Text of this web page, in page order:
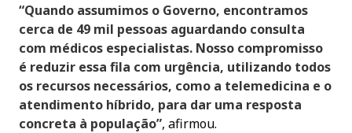
“Quando assumimos o Governo, encontramos
cerca de 49 mil pessoas aguardando consulta
com médicos especialistas. Nosso compromisso
é reduzir essa fila com urgência, utilizando todos
os recursos necessários, como a telemedicina e o
atendimento híbrido, para dar uma resposta
concreta à população”, afirmou.